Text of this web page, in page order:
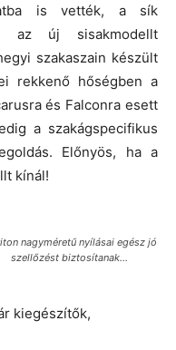
is vették, a sík
az új sisakmodellt
szakaszain készült
rekkenő hőségben a
és Falconra esett
a szakágspecifikus
Előnyös, ha a
kínál!
nagyméretű nyílásai egész jó
szellőzést biztosítanak…
kiegészítők,